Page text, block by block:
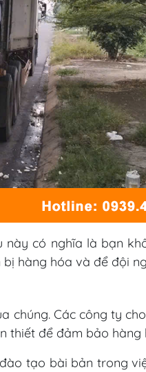
có nghĩa là bạn
hàng hóa và để đội
Các công ty
để đảm bảo hàng
tạo bài bản trong